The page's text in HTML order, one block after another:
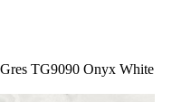
TG9090 Onyx White